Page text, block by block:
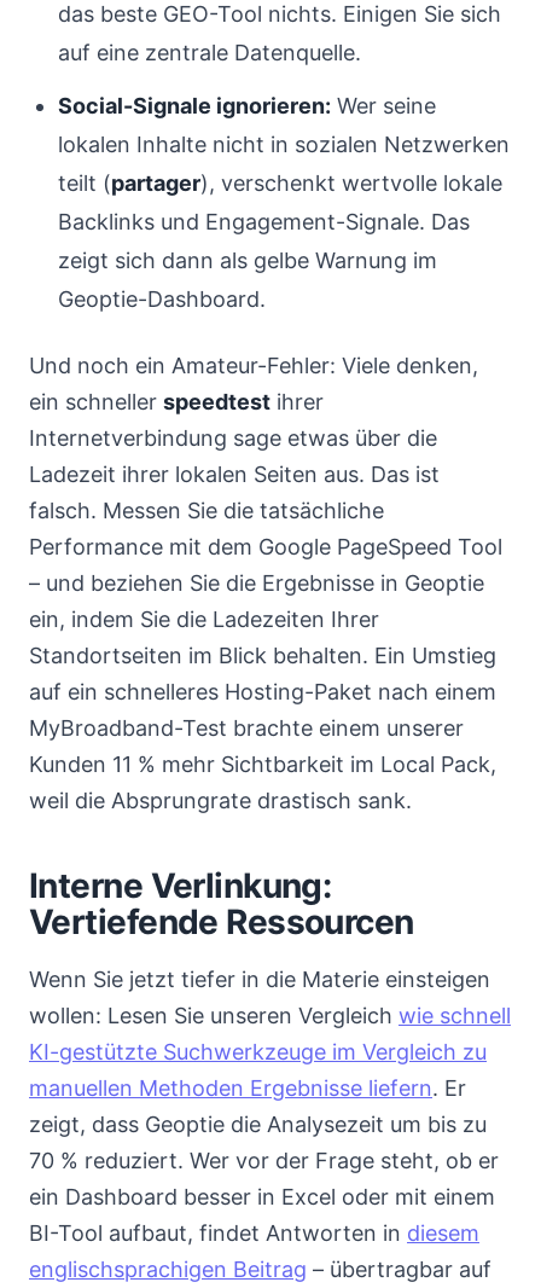
das beste GEO-Tool nichts. Einigen Sie sich
auf eine zentrale Datenquelle.
Social-Signale ignorieren: Wer seine
lokalen Inhalte nicht in sozialen Netzwerken
teilt (partager), verschenkt wertvolle lokale
Backlinks und Engagement-Signale. Das
zeigt sich dann als gelbe Warnung im
Geoptie-Dashboard.
Und noch ein Amateur-Fehler: Viele denken,
ein schneller speedtest ihrer
Internetverbindung sage etwas über die
Ladezeit ihrer lokalen Seiten aus. Das ist
falsch. Messen Sie die tatsächliche
Performance mit dem Google PageSpeed Tool
– und beziehen Sie die Ergebnisse in Geoptie
ein, indem Sie die Ladezeiten Ihrer
Standortseiten im Blick behalten. Ein Umstieg
auf ein schnelleres Hosting-Paket nach einem
MyBroadband-Test brachte einem unserer
Kunden 11 % mehr Sichtbarkeit im Local Pack,
weil die Absprungrate drastisch sank.
Interne Verlinkung:
Vertiefende Ressourcen
Wenn Sie jetzt tiefer in die Materie einsteigen
wollen: Lesen Sie unseren Vergleich wie schnell
KI-gestützte Suchwerkzeuge im Vergleich zu
manuellen Methoden Ergebnisse liefern. Er
zeigt, dass Geoptie die Analysezeit um bis zu
70 % reduziert. Wer vor der Frage steht, ob er
ein Dashboard besser in Excel oder mit einem
BI-Tool aufbaut, findet Antworten in diesem
englischsprachigen Beitrag – übertragbar auf